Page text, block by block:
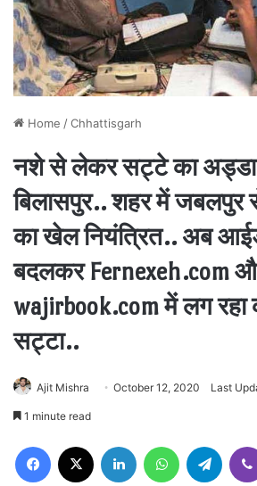
Home /Chhattisgarh
नशे से लेकर सट्टे का अड्डा
बिलासपुर.. शहर में जबलपुर
का खेल नियंत्रित.. अब
बदलकर Fernexeh.com
wajirbook.com में लग रहा
सट्टा..
Ajit Mishra October 12, 2020 Last
1 minute read
Facebook LinkedIn WhatsApp